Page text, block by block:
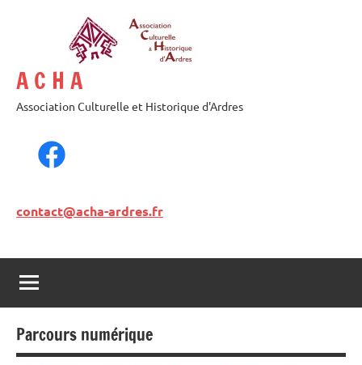
A C H A
Association Culturelle et Historique d'Ardres
contact@acha-ardres.fr
Parcours numérique